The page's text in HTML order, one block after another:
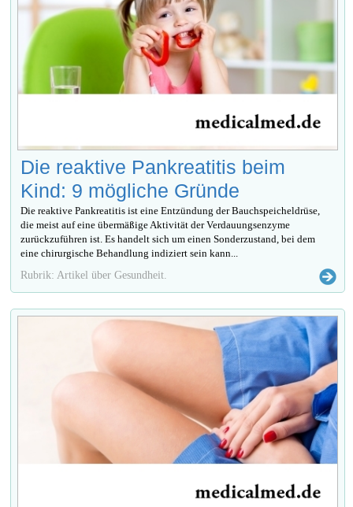
Die reaktive Pankreatitis beim
Kind: 9 mögliche Gründe
Die reaktive Pankreatitis ist eine Entzündung der Bauchspeicheldrüse,
die meist auf eine übermäßige Aktivität der Verdauungsenzyme
zurückzuführen ist. Es handelt sich um einen Sonderzustand, bei dem
eine chirurgische Behandlung indiziert sein kann...
Rubrik: Artikel über Gesundheit.